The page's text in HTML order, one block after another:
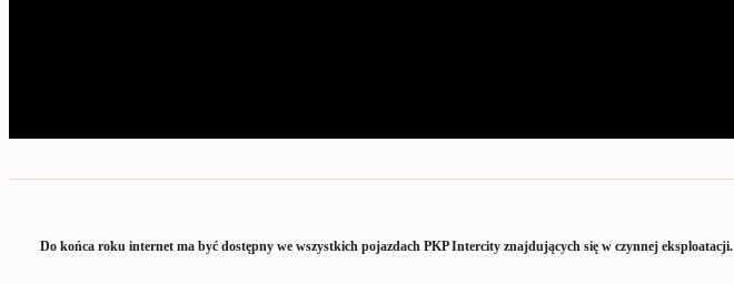
Do końca roku internet ma być dostępny we wszystkich pojazdach PKP Intercity znajdujących się w czynnej eksploatacji.